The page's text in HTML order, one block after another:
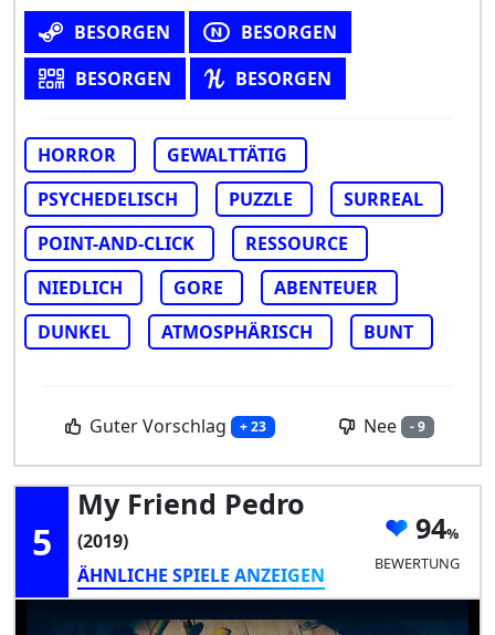
BESORGEN
BESORGEN
BESORGEN
BESORGEN
HORROR
GEWALTTÄTIG
PSYCHEDELISCH
PUZZLE
SURREAL
POINT-AND-CLICK
RESSOURCE
NIEDLICH
GORE
ABENTEUER
DUNKEL
ATMOSPHÄRISCH BUNT
Guter Vorschlag + 23 Nee - 9
5
My Friend Pedro
(2019)
ÄHNLICHE SPIELE ANZEIGEN
94
BEWERTUNG